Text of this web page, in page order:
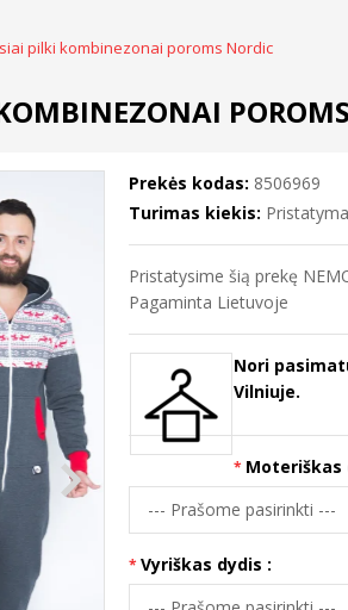
pilki kombinezonai poroms Nordic
Prekės kodas: 8506969
Turimas kiekis:
Pristatysime šią prekę
Pagaminta Lietuvoje
Nori
Vilniuje.
Moteriškas
Vyriškas dydis :